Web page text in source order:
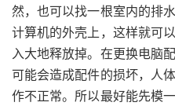
然，也可以找一根室内的排
计算机的外壳上，这样就可
入大地释放掉。在更换电脑
可能会造成配件的损坏，人
作不正常。所以最好能先模